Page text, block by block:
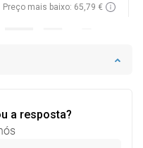
a resposta?
Preço mais baixo: 65,79 €